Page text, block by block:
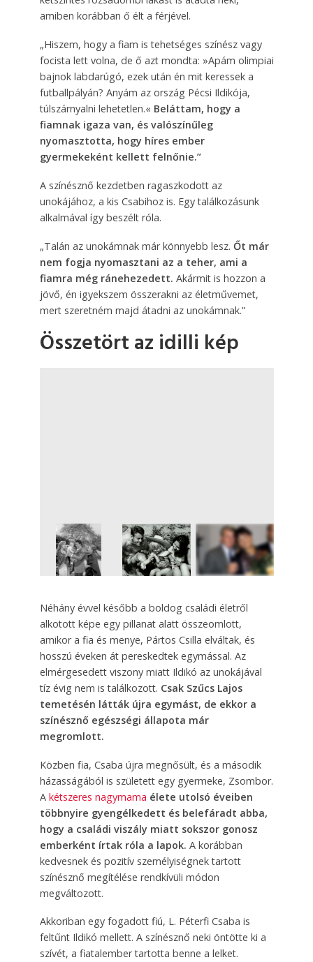
amiben korábban ő élt a férjével.
„Hiszem, hogy a fiam is tehetséges színész vagy
focista lett volna, de ő azt mondta: »Apám olimpiai
bajnok labdarúgó, ezek után én mit keressek a
futballpályán? Anyám az ország Pécsi Ildikója,
túlszárnyalni lehetetlen.« Beláttam, hogy a
fiamnak igaza van, és valószínűleg
nyomasztotta, hogy híres ember
gyermekeként kellett felnőnie.”
A színésznő kezdetben ragaszkodott az
unokájához, a kis Csabihoz is. Egy találkozásunk
alkalmával így beszélt róla.
„Talán az unokámnak már könnyebb lesz. Őt már
nem fogja nyomasztani az a teher, ami a
fiamra még ránehezedett. Akármit is hozzon a
jövő, én igyekszem összerakni az életművemet,
mert szeretném majd átadni az unokámnak.”
Összetört az idilli kép
7FOTÓ
Néhány évvel később a boldog családi életről
alkotott képe egy pillanat alatt összeomlott,
amikor a fia és menye, Pártos Csilla elváltak, és
hosszú éveken át pereskedtek egymással. Az
elmérgesedett viszony miatt Ildikó az unokájával
tíz évig nem is találkozott. Csak Szűcs Lajos
temetésén látták újra egymást, de ekkor a
színésznő egészségi állapota már
megromlott.
Közben fia, Csaba újra megnősült, és a második
házasságából is született egy gyermeke, Zsombor.
A kétszeres nagymama élete utolsó éveiben
többnyire gyengélkedett és belefáradt abba,
hogy a családi viszály miatt sokszor gonosz
emberként írtak róla a lapok. A korábban
kedvesnek és pozitív személyiségnek tartott
színésznő megítélése rendkívüli módon
megváltozott.
Akkoriban egy fogadott fiú, L. Péterfi Csaba is
feltűnt Ildikó mellett. A színésznő neki öntötte ki a
szívét, a fiatalember tartotta benne a lelket.